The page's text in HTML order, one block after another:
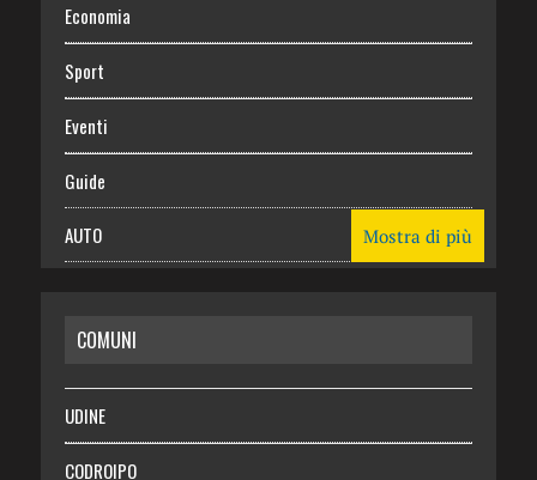
Economia
Sport
Eventi
Guide
AUTO
RISPARMIO
SALUTE
Necrologie
Mostra di più
COMUNI
UDINE
CODROIPO